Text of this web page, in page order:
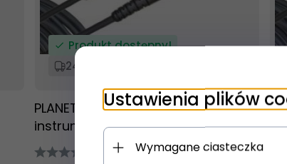
Produkt dostępny!
24 godziny
PLANET WAVES PW-G-15 kabel
instrumentalny
(0)
Ustawienia plików
Wymagane ciasteczka